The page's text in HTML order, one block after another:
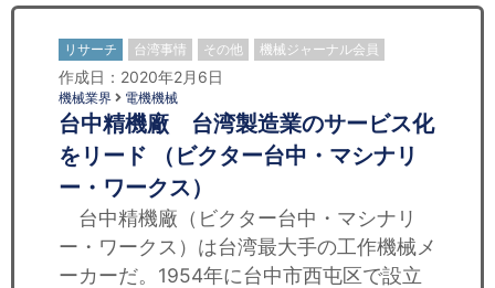
リサーチ 台湾事情 その他 機械ジャーナル会員
作成日：2020年2月6日
機械業界 電機機械
台中精機廠 台湾製造業のサービス化
をリード （ビクター台中・マシナリ
ー・ワークス）
台中精機廠（ビクター台中・マシナリ
ー・ワークス）は台湾最大手の工作機械メ
ーカーだ。1954年に台中市西屯区で設立